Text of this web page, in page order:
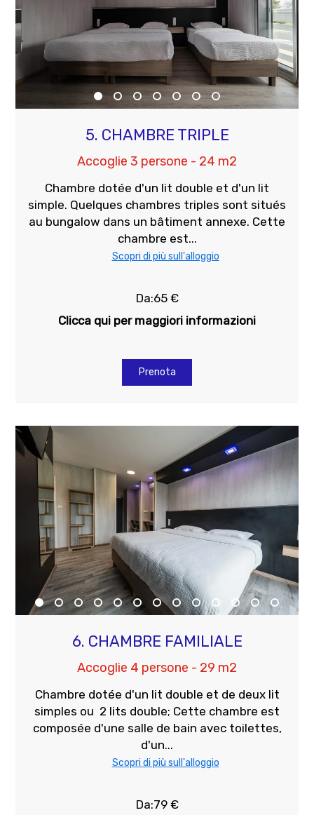
5. CHAMBRE TRIPLE
Accoglie 3 persone - 24 m2
Chambre dotée d'un lit double et d'un lit
simple. Quelques chambres triples sont situés
au bungalow dans un bâtiment annexe. Cette
chambre est...
Scopri di più sull'alloggio
Da:65 €
Clicca qui per maggiori informazioni
Prenota
6. CHAMBRE FAMILIALE
Accoglie 4 persone - 29 m2
Chambre dotée d'un lit double et de deux lit
simples ou 2 lits double; Cette chambre est
composée d'une salle de bain avec toilettes,
d'un...
Scopri di più sull'alloggio
Da:79 €